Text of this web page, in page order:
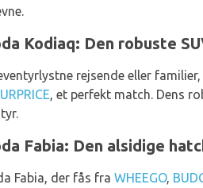
Kodiaq: Den robuste
rejsende eller
, et perfekt match. Dens
Fabia: Den alsidige
Fabia, der fås fra WHEEGO,